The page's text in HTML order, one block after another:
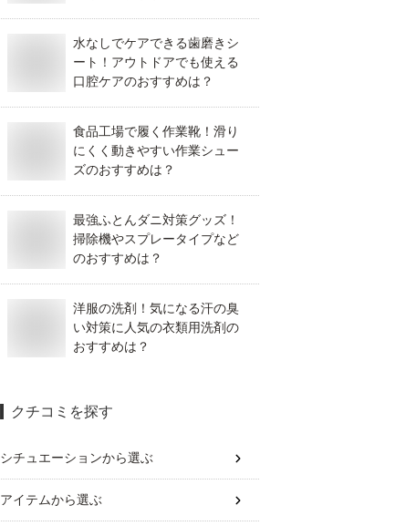
水なしでケアできる歯磨きシ
ート！アウトドアでも使える
口腔ケアのおすすめは？
食品工場で履く作業靴！滑り
にくく動きやすい作業シュー
ズのおすすめは？
最強ふとんダニ対策グッズ！
掃除機やスプレータイプなど
のおすすめは？
洋服の洗剤！気になる汗の臭
い対策に人気の衣類用洗剤の
おすすめは？
クチコミを探す
シチュエーションから選ぶ
アイテムから選ぶ